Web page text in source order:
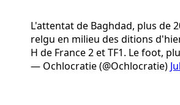
L'attentat de Baghdad, plus de
relgu en milieu des ditions
H de France 2 et TF1. Le foot,
— Ochlocratie (@Ochlocratie)